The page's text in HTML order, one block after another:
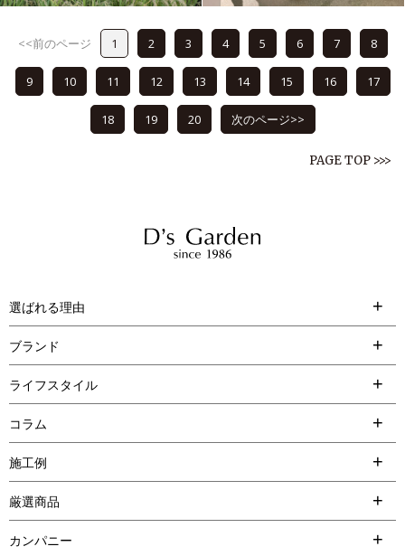
<<前のページ 1 2 3 4 5 6 7 8
9 10 11 12 13 14 15 16 17
18 19 20 次のページ>>
PAGE TOP >>>
選ばれる理由
ブランド
ライフスタイル
コラム
施工例
厳選商品
カンパニー